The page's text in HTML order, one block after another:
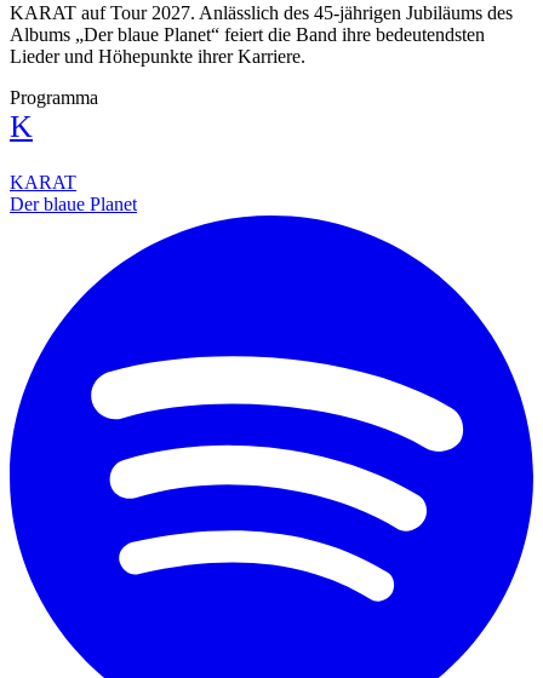
KARAT auf Tour 2027. Anlässlich des 45-jährigen Jubiläums des
Albums „Der blaue Planet“ feiert die Band ihre bedeutendsten
Lieder und Höhepunkte ihrer Karriere.
Programma
K
KARAT
Der blaue Planet